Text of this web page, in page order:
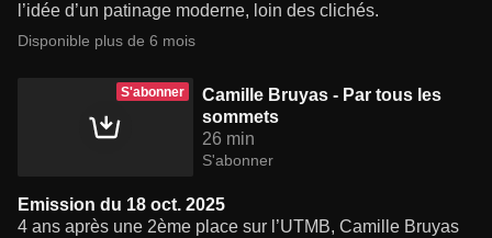
l’idée d’un patinage moderne, loin des clichés.
Disponible plus de 6 mois
S'abonner
Camille Bruyas - Par tous les
sommets
26 min
S'abonner
Emission du 18 oct. 2025
4 ans après une 2ème place sur l’UTMB, Camille Bruyas